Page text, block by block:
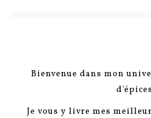
Bienvenue dans mon
Je vous y livre mes